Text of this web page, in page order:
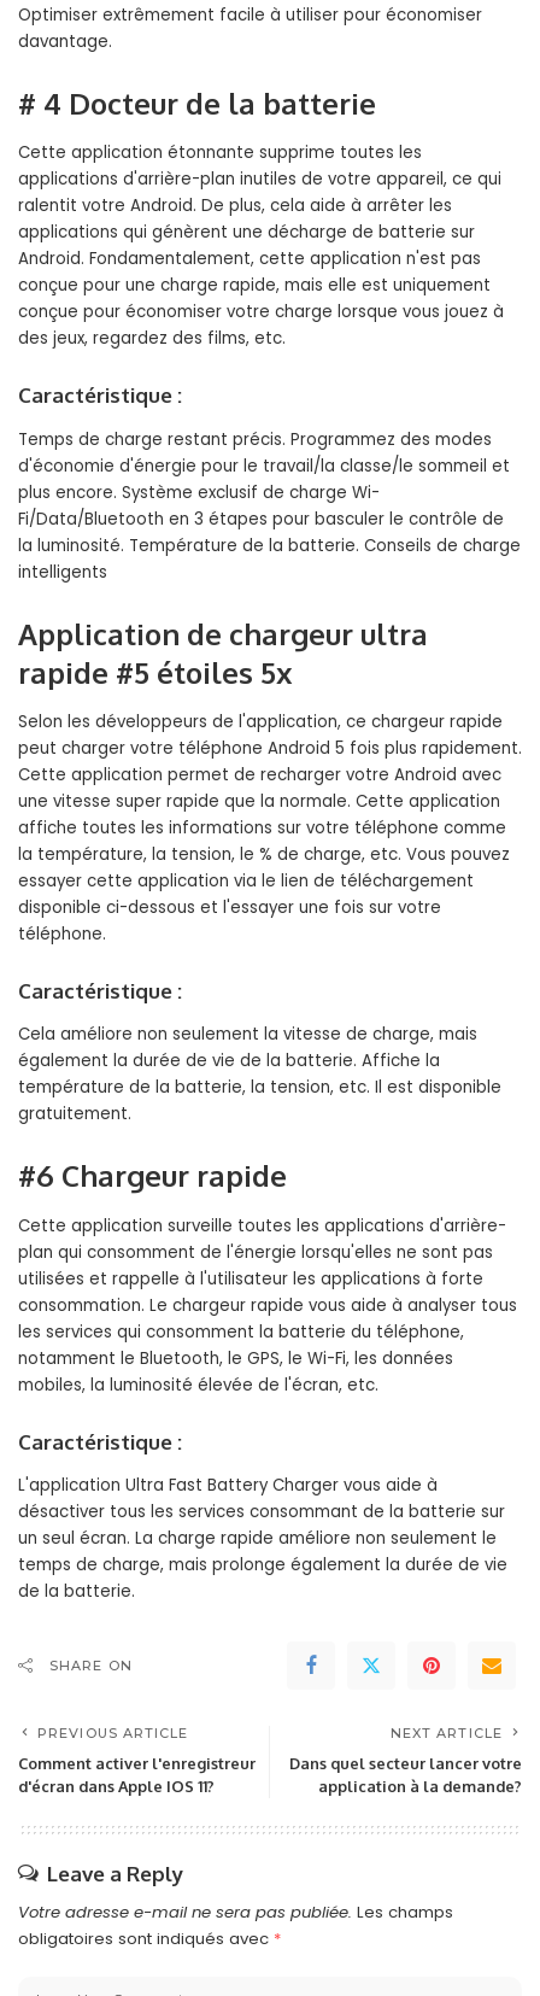
Optimiser extrêmement facile à utiliser pour économiser
davantage.
# 4 Docteur de la batterie
Cette application étonnante supprime toutes les
applications d'arrière-plan inutiles de votre appareil, ce qui
ralentit votre Android. De plus, cela aide à arrêter les
applications qui génèrent une décharge de batterie sur
Android. Fondamentalement, cette application n'est pas
conçue pour une charge rapide, mais elle est uniquement
conçue pour économiser votre charge lorsque vous jouez à
des jeux, regardez des films, etc.
Caractéristique :
Temps de charge restant précis. Programmez des modes
d'économie d'énergie pour le travail/la classe/le sommeil et
plus encore. Système exclusif de charge Wi-
Fi/Data/Bluetooth en 3 étapes pour basculer le contrôle de
la luminosité. Température de la batterie. Conseils de charge
intelligents
Application de chargeur ultra
rapide #5 étoiles 5x
Selon les développeurs de l'application, ce chargeur rapide
peut charger votre téléphone Android 5 fois plus rapidement.
Cette application permet de recharger votre Android avec
une vitesse super rapide que la normale. Cette application
affiche toutes les informations sur votre téléphone comme
la température, la tension, le % de charge, etc. Vous pouvez
essayer cette application via le lien de téléchargement
disponible ci-dessous et l'essayer une fois sur votre
téléphone.
Caractéristique :
Cela améliore non seulement la vitesse de charge, mais
également la durée de vie de la batterie. Affiche la
température de la batterie, la tension, etc. Il est disponible
gratuitement.
#6 Chargeur rapide
Cette application surveille toutes les applications d'arrière-
plan qui consomment de l'énergie lorsqu'elles ne sont pas
utilisées et rappelle à l'utilisateur les applications à forte
consommation. Le chargeur rapide vous aide à analyser tous
les services qui consomment la batterie du téléphone,
notamment le Bluetooth, le GPS, le Wi-Fi, les données
mobiles, la luminosité élevée de l'écran, etc.
Caractéristique :
L'application Ultra Fast Battery Charger vous aide à
désactiver tous les services consommant de la batterie sur
un seul écran. La charge rapide améliore non seulement le
temps de charge, mais prolonge également la durée de vie
de la batterie.
SHARE ON
PREVIOUS ARTICLE
Comment activer l'enregistreur
d'écran dans Apple IOS 11?
NEXT ARTICLE
Dans quel secteur lancer votre
application à la demande?
Leave a Reply
Votre adresse e-mail ne sera pas publiée. Les champs
obligatoires sont indiqués avec *